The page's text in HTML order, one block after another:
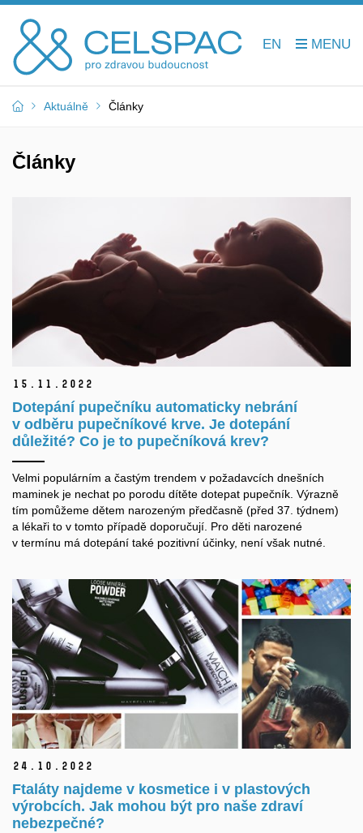
EN
Aktuálně Články
Články
15. 11. 2022
Dotepání pupečníku automaticky nebrání
v odběru pupečníkové krve. Je dotepání
důležité? Co je to pupečníková krev?
Velmi populárním a častým trendem v požadavcích dnešních
maminek je nechat po porodu dítěte dotepat pupečník. Výrazně
tím pomůžeme dětem narozeným předčasně (před 37. týdnem)
a lékaři to v tomto případě doporučují. Pro děti narozené
v termínu má dotepání také pozitivní účinky, není však nutné.
24. 10. 2022
Ftaláty najdeme v kosmetice i v plastových
výrobcích. Jak mohou být pro naše zdraví
nebezpečné?